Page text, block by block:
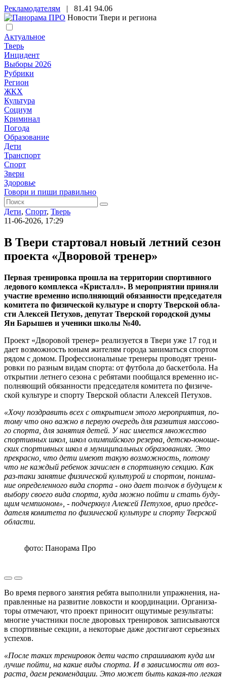
Рекламодателям | 81.41 94.06
Новости Твери и региона
Актуальное
Тверь
Инцидент
Выборы 2026
Рубрики
Регион
ЖКХ
Культура
Социум
Криминал
Погода
Образование
Дети
Транспорт
Спорт
Звери
Здоровье
Говори и пиши правильно
Дети, Спорт, Тверь
11-06-2026, 17:29
В Твери стартовал новый летний сезон
проекта «Дворовой тренер»
Пер­вая тре­ни­ров­ка про­шла на тер­ри­то­рии спор­тив­но­го
ле­до­во­го ком­плек­са «Кри­сталл». ​В ме­ро­при­я­тии при­ня­ли
уча­стие вре­мен­но ис­пол­ня­ю­щий обя­зан­но­сти пред­се­да­те­ля
ко­ми­те­та по фи­зи­че­ской куль­ту­ре и спор­ту Твер­ской об­ла­
сти Алек­сей Пе­ту­хов, де­пу­тат Твер­ской го­род­ской думы
Ян Ба­ры­шев и уче­ни­ки школы №40.
Про­ект «Дво­ро­вой тре­нер» ре­а­ли­зу­ет­ся в Твери уже 17 год и
дает воз­мож­ность юным жи­те­лям го­ро­да за­ни­мать­ся спор­том
рядом с домом. Про­фес­си­о­наль­ные тре­не­ры про­во­дят тре­ни­
ров­ки по раз­ным видам спор­та: от фут­бо­ла до бас­кет­бо­ла. На
от­кры­тии лет­не­го се­зо­на с ре­бя­та­ми по­об­щал­ся ​вре­мен­но ис­
пол­ня­ю­щий обя­зан­но­сти пред­се­да­те­ля ко­ми­те­та по фи­зи­че­
ской куль­ту­ре и спор­ту Твер­ской об­ла­сти Алек­сей Пе­ту­хов.
«Хо­чу по­здра­вить всех с от­кры­ти­ем этого ме­ро­при­я­тия, по­
то­му что оно важно в первую оче­редь для раз­ви­тия мас­со­во­
го спор­та, для за­ня­тия детей. У нас име­ет­ся мно­же­ство
спор­тив­ных школ, школ олим­пий­ско­го ре­зер­ва, дет­ско-юно­ше­
ских спор­тив­ных школ в му­ни­ци­паль­ных об­ра­зо­ва­ни­ях. Это
пре­крас­но, что дети имеют такую воз­мож­ность, по­то­му
что не каж­дый ре­бе­нок за­чис­лен в спор­тив­ную сек­цию. Как
раз-та­ки за­ня­тие фи­зи­че­ской куль­ту­рой и спор­том, по­ни­ма­
ние опре­де­лен­но­го вида спор­та - оно дает тол­чок в бу­ду­щем к
вы­бо­ру своего вида спор­та, куда можно пойти и стать бу­ду­
щим чем­пи­о­ном», - подчеркнул Алек­сей Пе­ту­хов, врио пред­се­
да­те­ля ко­ми­те­та по фи­зи­че­ской куль­ту­ре и спор­ту Твер­ской
об­ла­сти­.
фото: Панорама Про
Во время пер­во­го за­ня­тия ре­бя­та вы­пол­ни­ли упраж­не­ния, на­
прав­лен­ные на раз­ви­тие лов­ко­сти и ко­ор­ди­на­ции. Ор­га­ни­за­
то­ры от­ме­ча­ют, что про­ект при­но­сит ощу­ти­мые ре­зуль­та­ты:
мно­гие участ­ни­ки после дво­ро­вых тре­ни­ро­вок за­пи­сы­ва­ют­ся
в спор­тив­ные сек­ции, а неко­то­рые даже до­сти­га­ют се­рьез­ных
успе­хов.
«После таких тре­ни­ро­вок дети часто спра­ши­ва­ют куда им
лучше пойти, на какие виды спор­та. И в за­ви­си­мо­сти от воз­
рас­та, даем рекомендации. Это может быть ка­кая-то лег­кая